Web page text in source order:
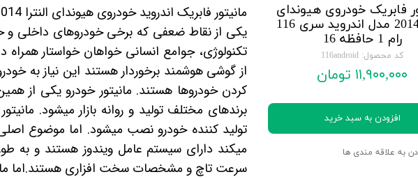
بی ام و BMW آمپلی فایر خودرو
طاقچه MDF و 3D عقب خودرو
فابریک خودروی هیوندای
النترا 2014 مدل اندروید سری 116
رام 1 حافظه 16
کد محصول: 116android
۱۱,۹۰۰,۰۰۰ تومان
افزودن به سبد خرید
به علاقه مندی ها
مانیتور فابریک اندروید خودروی هیوندای النترا 2014
یکی از نقاط ضعفی که برخی خودروهای داخلی و
تکنولوژی، جوامع انسانی خواهان خواستار
از گوشی هوشمند برخوردار هستند این نیاز به
کردن خودروها هستند. مانیتور خودرو یکی از
برندهای مختلف تولید و روانه بازار میشود.
تولید کننده خودرو نصب میشود. اما موضوع
میکند دارای سیستم عامل ویندوز هستند و به
سرعت تاچ و مشخصات سخت افزاری هستند.اما